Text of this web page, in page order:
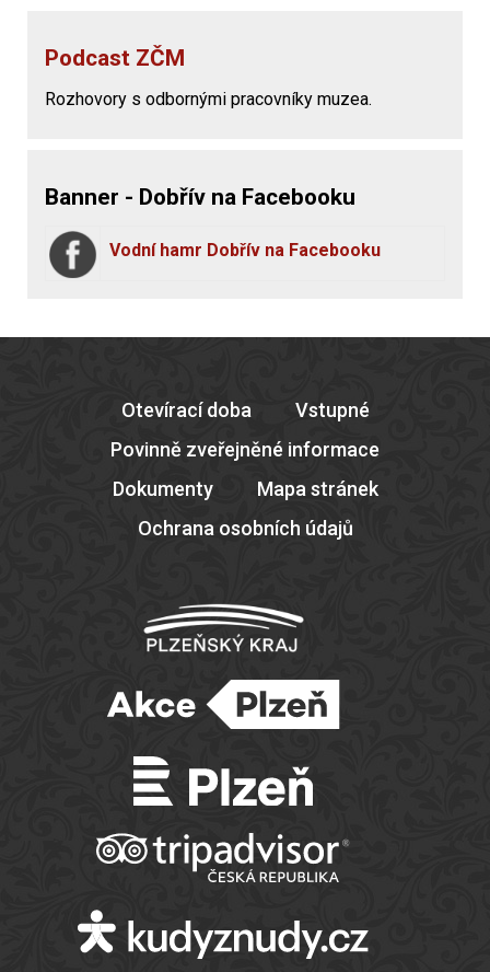
Podcast ZČM
Rozhovory s odbornými pracovníky muzea.
Banner - Dobřív na Facebooku
Vodní hamr Dobřív na Facebooku
Otevírací doba
Vstupné
Povinně zveřejněné informace
Dokumenty
Mapa stránek
Ochrana osobních údajů